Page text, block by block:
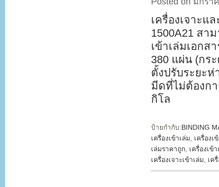
เครื่องเจาะแ
1500A21 สา
เข้าเล่มเอกส
380 แผ่น (กร
ตั้งปรับระยะห่
มีดที่ไม่ต้องกา
กิโล
ป้ายกำกับ: BINDING
เครื่องเข้าเล่ม, เครื่องเ
เล่มราคาถูก, เครื่องเข้
เครื่องเจาะเข้าเล่ม, เค